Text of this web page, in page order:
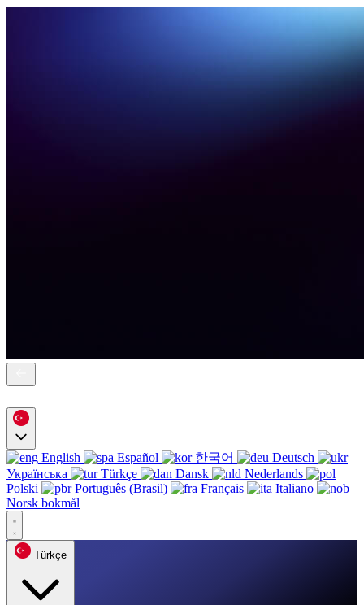
English Español 한국어
Deutsch
Українська
Türkçe Dansk
Nederlands
Polski
Português (Brasil) Français
Italiano
Norsk bokmål
Türkçe